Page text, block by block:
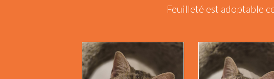
Feuilleté est adoptable